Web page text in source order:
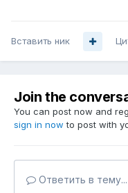
Вставить ник
Join the
You can post now and
sign in now to post with
Ответить в тему...